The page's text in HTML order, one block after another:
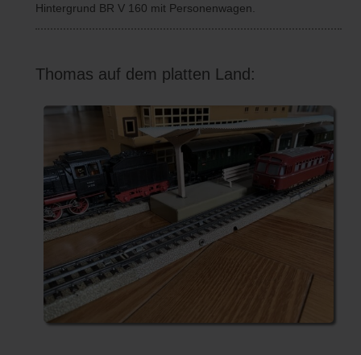
Hintergrund BR V 160 mit Personenwagen.
Thomas auf dem platten Land: